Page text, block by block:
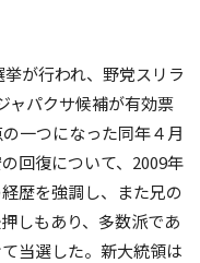
が行われ、野党スリラ
ャパクサ候補が有効票
一つになった同年４月
回復について、2009年
歴を強調し、また兄の
しもあり、多数派であ
当選した。新大統領は